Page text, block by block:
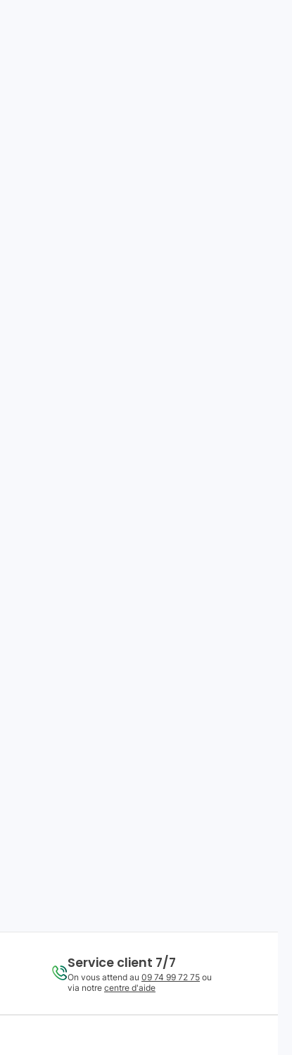
Service client 7/7
On vous attend au 09 74 99 72 75 ou
via notre centre d'aide